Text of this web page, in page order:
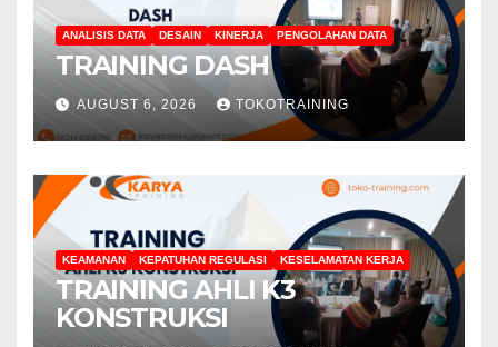
ANALISIS DATA DESAIN KINERJA PENGOLAHAN DATA
TRAINING DASH
AUGUST 6, 2026 TOKOTRAINING
KEAMANAN KEPATUHAN REGULASI KESELAMATAN KERJA
TRAINING AHLI K3
KONSTRUKSI